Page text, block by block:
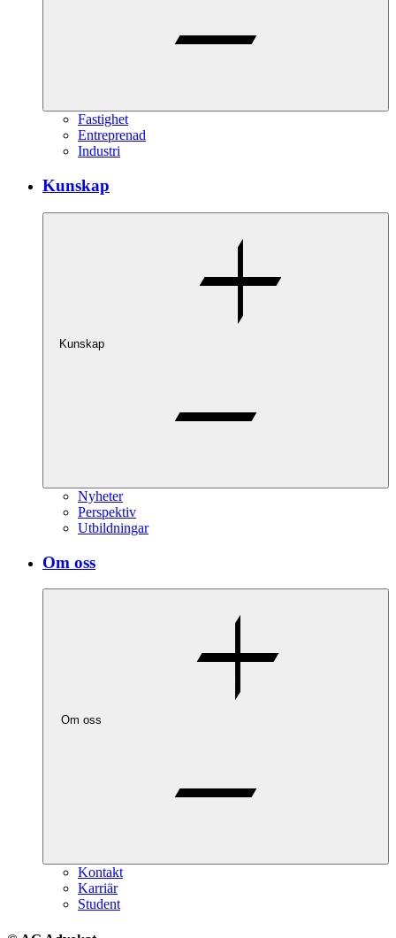
Fastighet
Entreprenad
Industri
Kunskap
Kunskap
Nyheter
Perspektiv
Utbildningar
Om oss
Om oss
Kontakt
Karriär
Student